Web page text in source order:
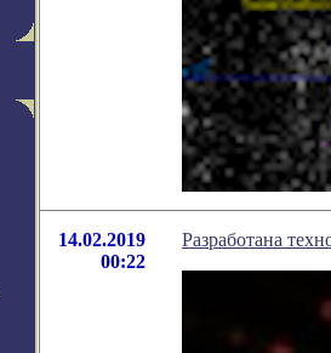
14.02.2019
00:22
Разработана